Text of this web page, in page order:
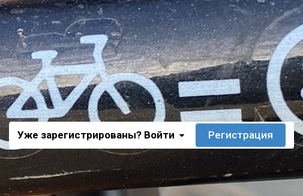
Уже зарегистрированы? Войти Регистрация